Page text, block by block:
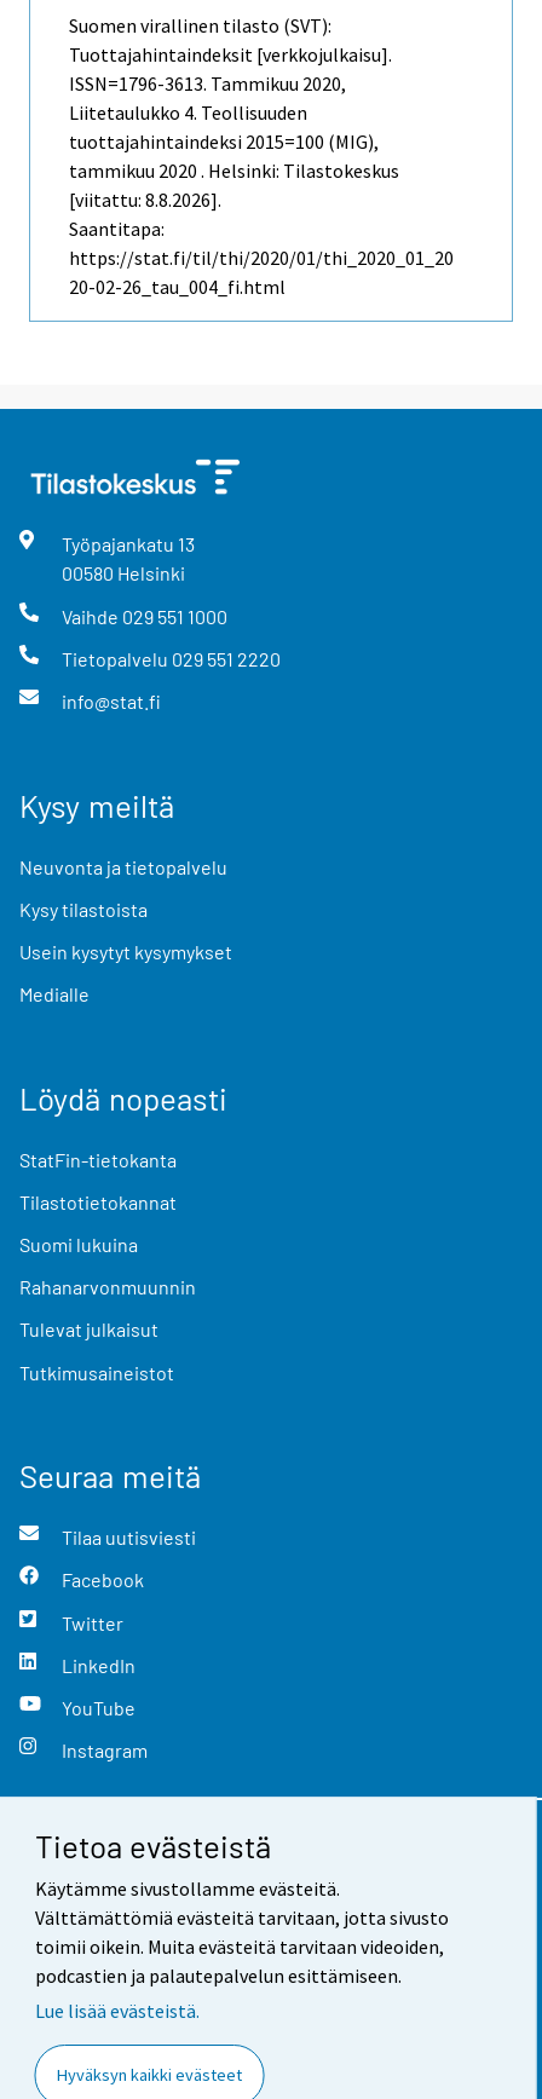
Tietoa evästeistä
Käytämme sivustollamme evästeitä.
Välttämättömiä evästeitä tarvitaan, jotta sivusto
toimii oikein. Muita evästeitä tarvitaan videoiden,
podcastien ja palautepalvelun esittämiseen.
Lue lisää evästeistä.
Hyväksyn kaikki evästeet
Suomen virallinen tilasto (SVT):
Tuottajahintaindeksit [verkkojulkaisu].
ISSN=1796-3613. Tammikuu 2020,
Liitetaulukko 4. Teollisuuden
tuottajahintaindeksi 2015=100 (MIG),
tammikuu 2020 . Helsinki: Tilastokeskus
[viitattu: 8.8.2026].
Saantitapa:
https://stat.fi/til/thi/2020/01/thi_2020_01_20
20-02-26_tau_004_fi.html
Työpajankatu 13
00580 Helsinki
Vaihde 029 551 1000
Tietopalvelu 029 551 2220
info@stat.fi
Kysy meiltä
Neuvonta ja tietopalvelu
Kysy tilastoista
Usein kysytyt kysymykset
Medialle
Löydä nopeasti
StatFin-tietokanta
Tilastotietokannat
Suomi lukuina
Rahanarvonmuunnin
Tulevat julkaisut
Tutkimusaineistot
Seuraa meitä
Tilaa uutisviesti
Facebook
Twitter
LinkedIn
YouTube
Instagram
Yhteystiedot
Palaute
Käyttöehdot
Saavutettavuus